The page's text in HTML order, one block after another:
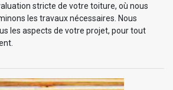
stricte de votre toiture, où nous
les travaux nécessaires. Nous
les aspects de votre projet, pour tout